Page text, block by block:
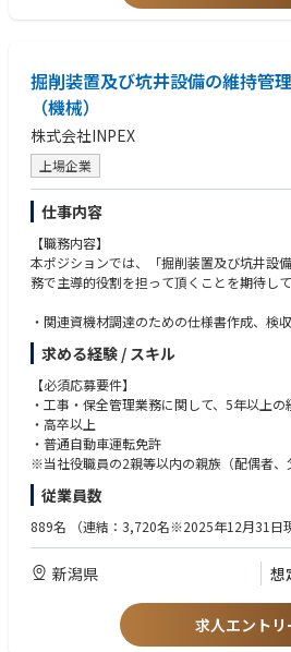
掘削装置及び坑井設備の維持管
（機械）
株式会社INPEX
上場企業
仕事内容
【職務内容】
本ポジションでは、「掘削装置及び坑井設
務で主導的役割を担って頂くことを期待して
・関連資機材調達のための仕様書作成、検収
・関連機器及び装置・設備の整備計画の作成
・社内あるいは業界技術規格・基準・ガイ
・最新の業界動向、技術トレンドの把握、社
・関連業界団体、学会などへの参画
【応募者へのメッセージ】
当社は、今後も伸び続ける世界のエネルギ
社会の実現に向けたエネルギー構造の変革
石油・天然ガス、CCS/CCUS、天然ガス地
においても「掘削装置及び坑井設備の維持
それらの安全管理、点検、修理、工事、資
の工務業務で活躍しうる人材を募集します。
求める経験 / スキル
【必須応募要件】
・工事・保全管理業務に関して、5年以上の
・高卒以上
・普通自動車運転免許
※当社役職員の2親等以内の親族（配偶者、
偶者の父母・兄弟姉妹など）に該当しないこ
【望ましい経験・資格等】
・石油・天然ガス生産プラント、地熱発電
管理業務経験
・高圧ガス製造保安責任者(甲種［化学、機
・放射線取扱主任者(第一種)
・ガス主任技術者(甲種)
従業員数
889名 （連結：3,720名※2025年12月31日
新潟県 想
求人エントリ